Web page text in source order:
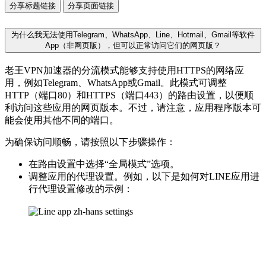
分享标题链接 分享页面链接
为什么我无法使用Telegram、WhatsApp、Line、Hotmail、Gmail等软件
App（非网页版），但可以正常访问它们的网页版？
老王VPN加速器的分流模式能够支持使用HTTPS的网络应
用，例如Telegram、WhatsApp或Gmail。此模式可调整
HTTP（端口80）和HTTPS（端口443）的路由设置，以便顺
利访问这些应用的网页版本。不过，请注意，应用程序版本可
能会使用其他不同的端口。
为确保访问顺畅，请按照以下步骤操作：
在路由设置中选择“全局模式”选项。
调整应用的代理设置。例如，以下是如何对LINE应用进
行代理设置修改的示例：